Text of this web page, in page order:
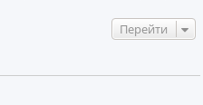
Перейти